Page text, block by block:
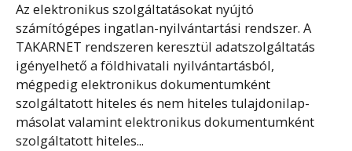
Az elektronikus szolgáltatásokat nyújtó
számítógépes ingatlan-nyilvántartási rendszer. A
TAKARNET rendszeren keresztül adatszolgáltatás
igényelhető a földhivatali nyilvántartásból,
mégpedig elektronikus dokumentumként
szolgáltatott hiteles és nem hiteles tulajdonilap-
másolat valamint elektronikus dokumentumként
szolgáltatott hiteles...